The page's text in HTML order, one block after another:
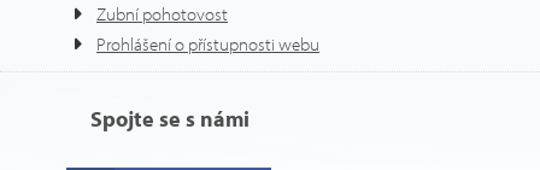
Zubní pohotovost
Prohlášení o přístupnosti webu
Spojte se s námi